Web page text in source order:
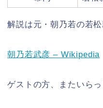
解説は元・朝乃若の若松
朝乃若武彦 – Wikipedia
ゲストの方、またいら